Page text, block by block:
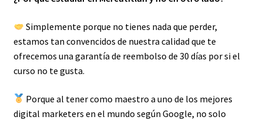
Simplemente porque no tienes nada que perder,
estamos tan convencidos de nuestra calidad que te
ofrecemos una garantía de reembolso de 30 días por si el
curso no te gusta.
Porque al tener como maestro a uno de los mejores
digital marketers en el mundo según Google, no solo